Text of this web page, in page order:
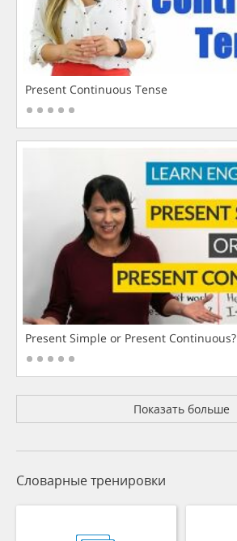
Present Continuous Tense
Present Simple or Present Continuous?
Показать больше
Словарные тренировки